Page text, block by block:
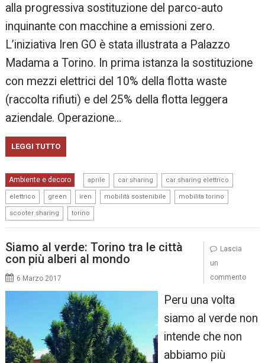
alla progressiva sostituzione del parco-auto
inquinante con macchine a emissioni zero.
L’iniziativa Iren GO è stata illustrata a Palazzo
Madama a Torino. In prima istanza la sostituzione
con mezzi elettrici del 10% della flotta waste
(raccolta rifiuti) e del 25% della flotta leggera
aziendale. Operazione…
LEGGI TUTTO
Ambiente e decoro aprile car sharing car sharing elettrico
elettrico green iren mobilità sostenibile mobilita torino
scooter sharing torino
Siamo al verde: Torino tra le città
con più alberi al mondo
6 Marzo 2017
Peru una volta
siamo al verde non
intende che non
abbiamo più
Lascia
un
commento